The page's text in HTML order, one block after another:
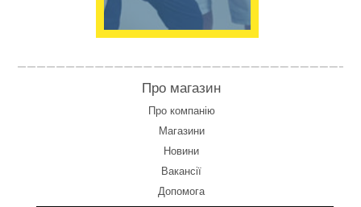
Про магазин
Про компанію
Магазини
Новини
Вакансії
Допомога